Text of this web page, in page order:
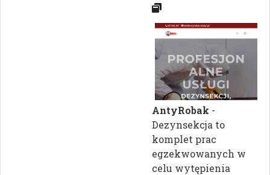
AntyRobak -
Dezynsekcja to
komplet prac
egzekwowanych w
celu wytępienia